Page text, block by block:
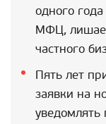
одного
МФЦ,
частного
Пять лет
заявки на
уведомлять